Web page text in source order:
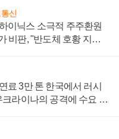
신
이닉스 소극적 주주환원
비판, "반도체 호황 지속
료 3만 톤 한국에서 러시
크라이나의 공격에 수요 늘